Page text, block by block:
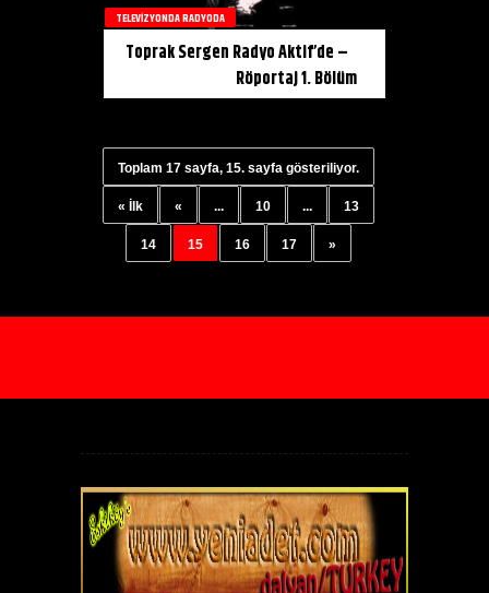
TELEVIZYONDA RADYODA
Toprak Sergen Radyo Aktif’de –
Röportaj 1. Bölüm
Toplam 17 sayfa, 15. sayfa gösteriliyor.
« İlk « ... 10 ... 13
14 15 16 17 »